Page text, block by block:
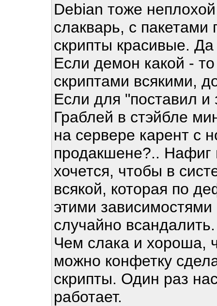
Debian тоже
слакварь, с пакетами
скрипты красивые.
Если демон какой -
скриптами всякими,
Если для "поставил и
Граблей в стэйбле
на сервере карент с
продакшене?..
хочется, чтобы в
всякой, которая по
этими
случайно всандалить.
Чем слака и хороша,
можно конфетку
скрипты. Один раз
работает.